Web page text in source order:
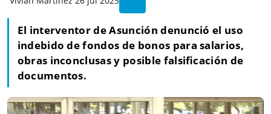
El interventor de Asunción denunció el uso
indebido de fondos de bonos para salarios,
obras inconclusas y posible falsificación de
documentos.